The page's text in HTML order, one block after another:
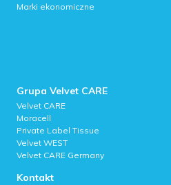
Marki ekonomiczne
Grupa Velvet CARE
Velvet CARE
Moracell
Private Label Tissue
Velvet WEST
Velvet CARE Germany
Kontakt